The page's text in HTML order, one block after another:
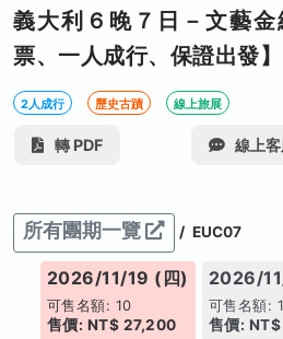
義大利６晚７日－文藝
票、一人成行、保證出發】
2人成行 歷史古蹟 線上旅展
轉 PDF 線上客
所有團期一覽 / EUC07
2026/11/19 (四)
可售名額: 10
售價: NT$ 27,200
2026/
可售名額:
售價: